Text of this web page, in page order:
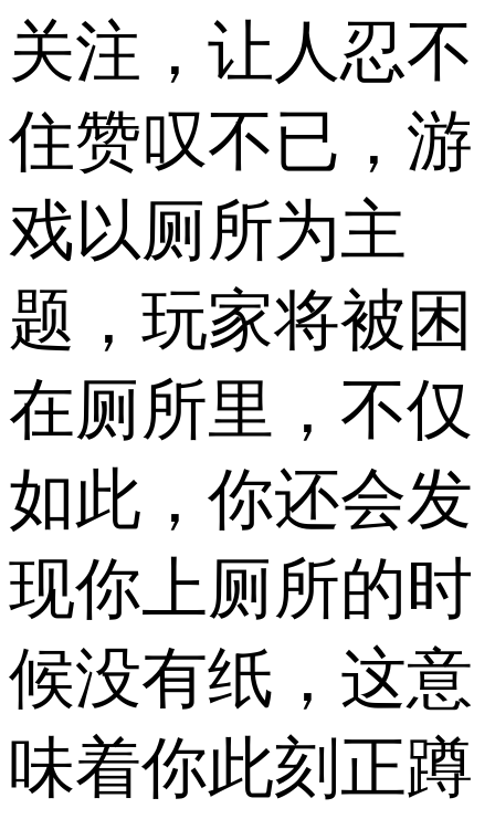
关注，让人忍不
住赞叹不已，游
戏以厕所为主
题，玩家将被困
在厕所里，不仅
如此，你还会发
现你上厕所的时
候没有纸，这意
味着你此刻正蹲